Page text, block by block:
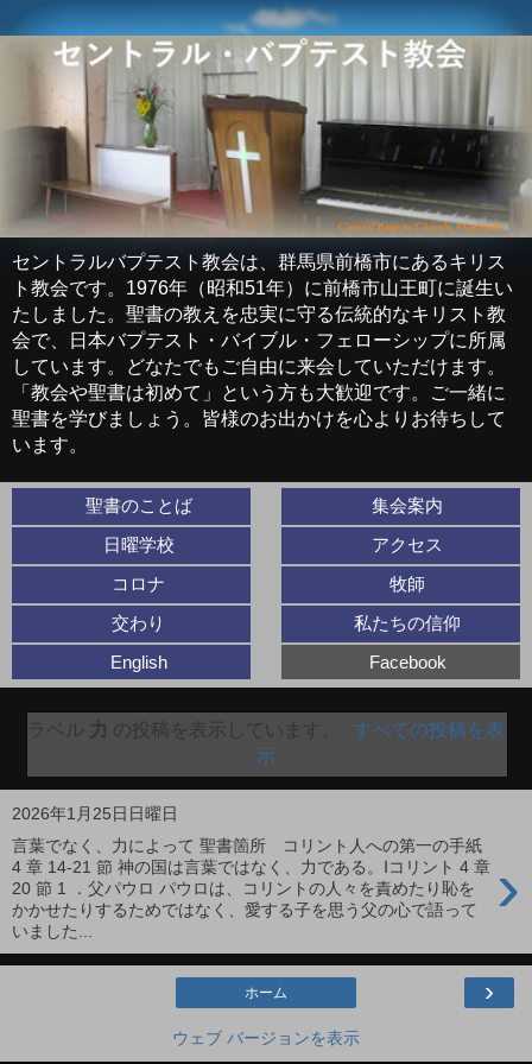
セントラルバプテスト教会は、群馬県前橋市にあるキリス
ト教会です。1976年（昭和51年）に前橋市山王町に誕生い
たしました。聖書の教えを忠実に守る伝統的なキリスト教
会で、日本バプテスト・バイブル・フェローシップに所属
しています。どなたでもご自由に来会していただけます。
「教会や聖書は初めて」という方も大歓迎です。ご一緒に
聖書を学びましょう。皆様のお出かけを心よりお待ちして
います。
聖書のことば
集会案内
日曜学校
アクセス
コロナ
牧師
交わり
私たちの信仰
English
Facebook
ラベル 力 の投稿を表示しています。
すべての投稿を表
示
2026年1月25日日曜日
›
言葉でなく、力によって 聖書箇所 コリント人への第一の手紙
4 章 14-21 節 神の国は言葉ではなく、力である。Ⅰコリント 4 章
20 節 1 ．父パウロ パウロは、コリントの人々を責めたり恥を
かかせたりするためではなく、愛する子を思う父の心で語って
いました...
›
ホーム
ウェブ バージョンを表示